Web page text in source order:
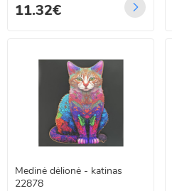
11.32€
Medinė dėlionė - katinas
22878